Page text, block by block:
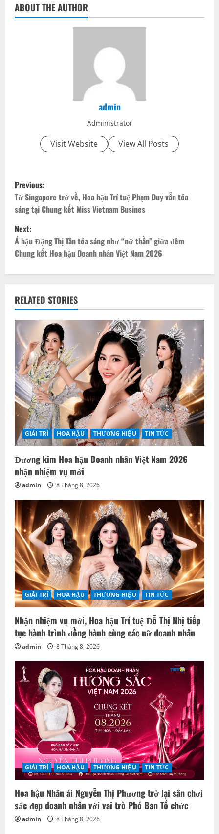
ABOUT THE AUTHOR
admin
Administrator
Visit Website View All Posts
P
o
s
t
n
v
i
g
a
t
i
o
n
Previous:
Từ Singapore trở về, Hoa hậu Trí tuệ Phạm Duy vẫn tỏa
sáng tại Chung kết Miss Vietnam Busines
Next:
Á hậu Đặng Thị Tân tỏa sáng như “nữ thần” giữa đêm
Chung kết Hoa hậu Doanh nhân Việt Nam 2026
RELATED STORIES
GIẢI TRÍ HOA HẬU THƯƠNG HIỆU TIN TỨC
Đương kim Hoa hậu Doanh nhân Việt Nam 2026
nhận nhiệm vụ mới
admin 8 Tháng 8, 2026
GIẢI TRÍ HOA HẬU THƯƠNG HIỆU TIN TỨC
Nhận nhiệm vụ mới, Hoa hậu Trí tuệ Đỗ Thị Nhị tiếp
tục hành trình đồng hành cùng các nữ doanh nhân
admin 8 Tháng 8, 2026
GIẢI TRÍ HOA HẬU THƯƠNG HIỆU TIN TỨC
Hoa hậu Nhân ái Nguyễn Thị Phương trở lại sân chơi
sắc đẹp doanh nhân với vai trò Phó Ban Tổ chức
admin 8 Tháng 8, 2026